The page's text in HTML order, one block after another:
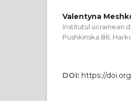
Valentyna
Institutul ucrainean
Pushkinska 86,
DOI: https://